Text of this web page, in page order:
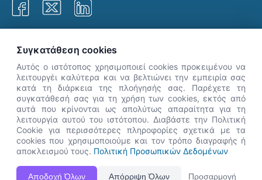
Η Ιστοσελίδα ΑνΑΔ είναι πλήρως συμβατή με τις νεότερες εκδόσεις, Google Chrome, Mozilla Firefox,
Apple Safari καθώς και Internet Explorer.
👋 Καλώς ήρθες! Είμαι η Νόησις.
Πες μου πώς μπορώ να σε βοηθήσω
σήμερα.
Συγκατάθεση cookies
Αυτός ο ιστότοπος χρησιμοποιεί cookies προκειμένου να
λειτουργέι καλύτερα και να βελτιώνει την εμπειρία σας
κατά τη διάρκεια της πλοήγησής σας. Παρέχετε τη
συγκατάθεσή σας για τη χρήση των cookies, εκτός από
αυτά που κρίνονται ως απολύτως απαραίτητα για τη
λειτουργία αυτού του ιστότοπου. Διαβάστε την Πολιτική
Cookie για περισσότερες πληροφορίες σχετικά με τα
cookies που χρησιμοποιούμε και τον τρόπο διαγραφής ή
αποκλεισμού τους. Πολιτική Προσωπικών Δεδομένων
Αποδοχή Όλων Απόρριψη Όλων Προσαρμογή